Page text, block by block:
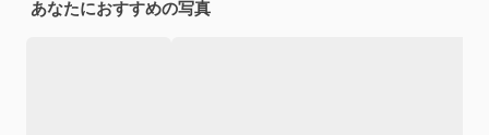
あなたにおすすめの写真